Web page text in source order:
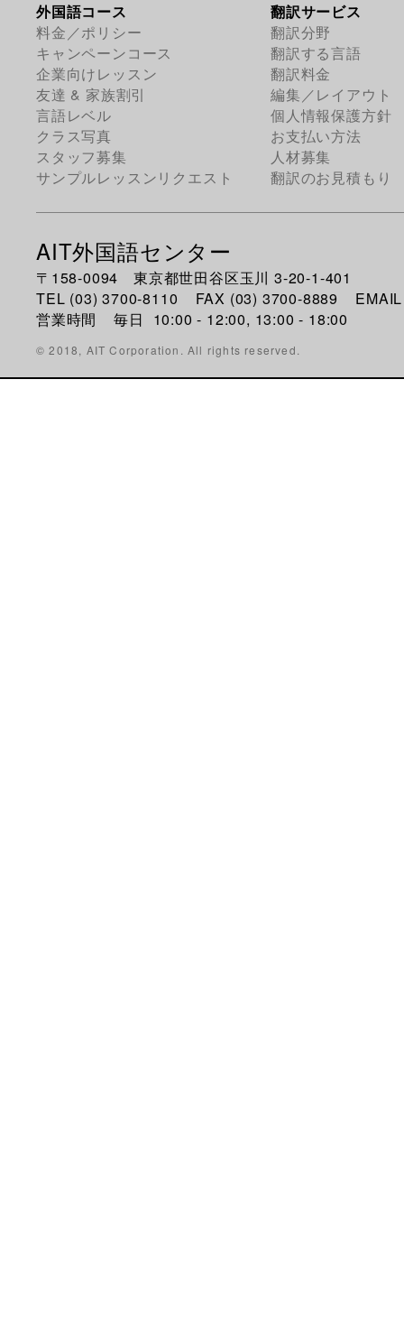
外国語コース
料金／ポリシー
キャンペーンコース
企業向けレッスン
友達 & 家族割引
言語レベル
クラス写真
スタッフ募集
サンプルレッスンリクエスト
翻訳サービス
翻訳分野
翻訳する言語
翻訳料金
編集／レイアウト
個人情報保護方針
お支払い方法
人材募集
翻訳のお見積もり
AIT外国語センター
〒158-0094 東京都世田谷区玉川 3-20-1-401
TEL (03) 3700-8110 FAX (03) 3700-8889 EMAIL
営業時間毎日 10:00 - 12:00, 13:00 - 18:00
© 2018, AIT Corporation. All rights reserved.